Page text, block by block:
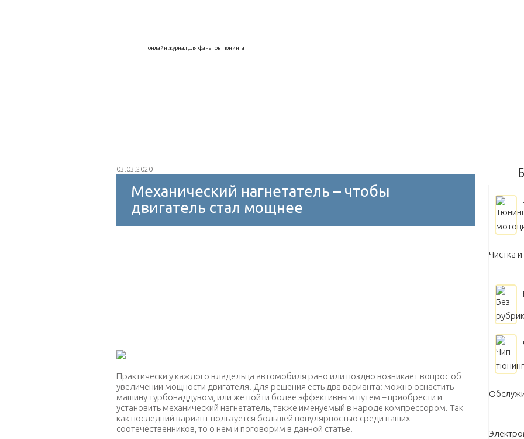
онлайн журнал для фанатов тюнинга
Капоты, крылья, арки
03.03.2020
Механический нагнетатель – чтобы
двигатель стал мощнее
Практически у каждого владельца автомобиля рано или поздно возникает вопрос об
увеличении мощности двигателя. Для решения есть два варианта: можно оснастить
машину турбонаддувом, или же пойти более эффективным путем – приобрести и
установить механический нагнетатель, также именуемый в народе компрессором. Так
как последний вариант пользуется большей популярностью среди наших
соотечественников, то о нем и поговорим в данной статье.
Чистка